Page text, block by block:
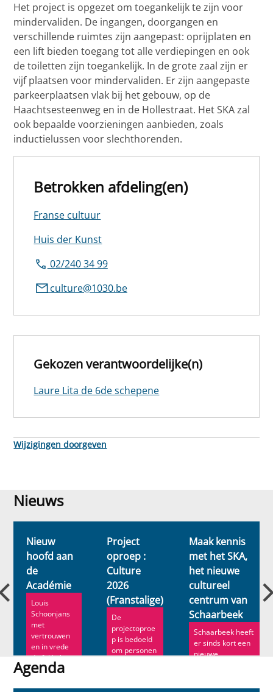
Het project is opgezet om toegankelijk te zijn voor
mindervaliden. De ingangen, doorgangen en
verschillende ruimtes zijn aangepast: oprijplaten en
een lift bieden toegang tot alle verdiepingen en ook
de toiletten zijn toegankelijk. In de grote zaal zijn er
vijf plaatsen voor mindervaliden. Er zijn aangepaste
parkeerplaatsen vlak bij het gebouw, op de
Haachtsesteenweg en in de Hollestraat. Het SKA zal
ook bepaalde voorzieningen aanbieden, zoals
inductielussen voor slechthorenden.
Betrokken afdeling(en)
Franse cultuur
Huis der Kunst
02/240 34 99
culture@1030.be
Gekozen verantwoordelijke(n)
Laure Lita de 6de schepene
Wijzigingen doorgeven
Nieuws
Nieuws
Nieuw
hoofd aan
de
Académie
Louis
Schoonjans
met
vertrouwen
en in vrede
de fakkel
door. Ann
Project
oproep :
Culture
2026
(Franstalige)
De
projectoproe
p is bedoeld
om personen
Maak kennis
met het SKA,
het nieuwe
cultureel
centrum van
Schaarbeek
Schaarbeek heeft
er sinds kort een
nieuwe
Agenda
Agenda